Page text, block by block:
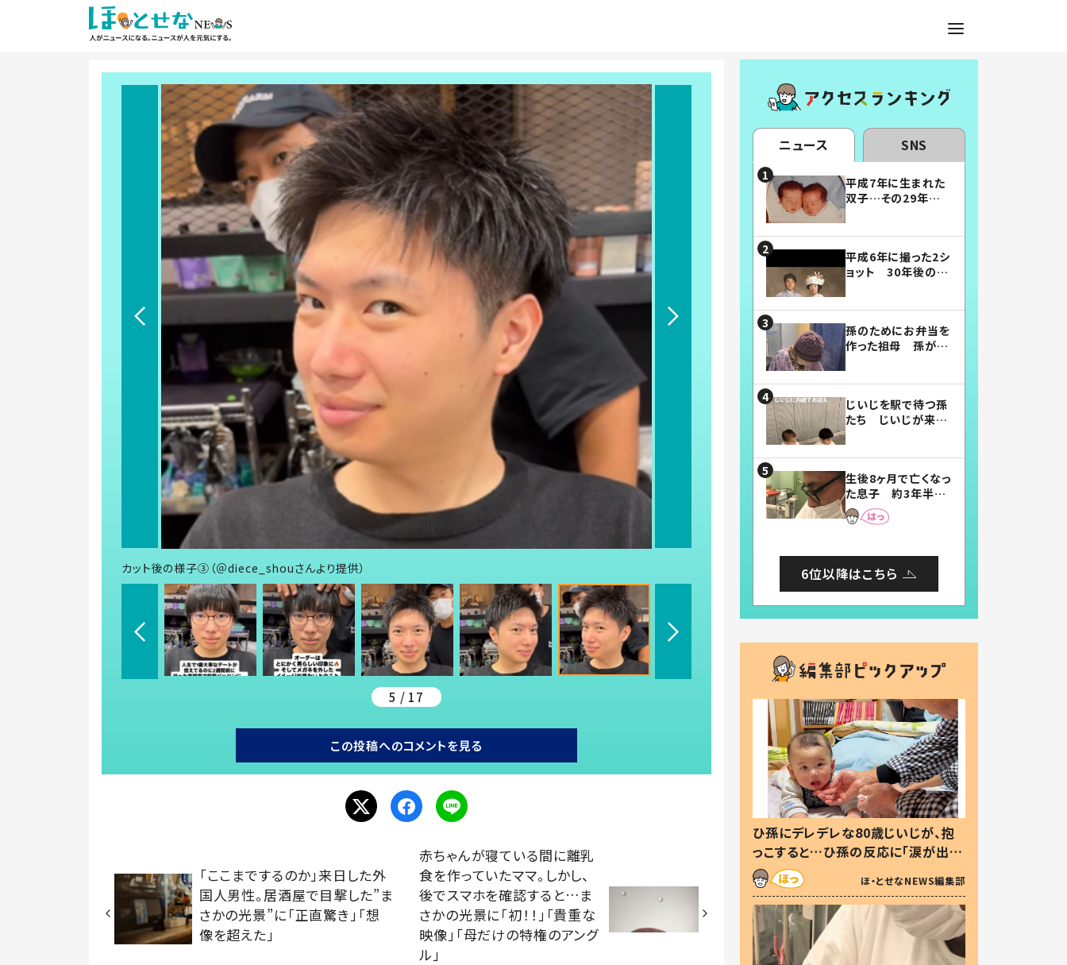
カット後の様子③（＠diece_shouさんより提供）
5 / 17
この投稿へのコメントを見る
「ここまでするのか」来日した外
国人男性。居酒屋で目撃した”ま
さかの光景”に「正直驚き」「想
像を超えた」
赤ちゃんが寝ている間に離乳
食を作っていたママ。しかし、
後でスマホを確認すると…ま
さかの光景に「初！！」「貴重な
映像」「母だけの特権のアング
ル」
ニュース SNS
平成7年に生まれた
双子…その29年後
平成6年に撮った2シ
ョット 30年後の姿
孫のためにお弁当を
作った祖母 孫が絶
じいじを駅で待つ孫
たち じいじが来た
まらない」「幸せにな
れる」
生後8ヶ月で亡くなっ
た息子 約3年半
後、当時の妻の日記
に書いてあった本音
6位以降はこちら
ひ孫にデレデレな80歳じいじが、抱
っこすると…ひ孫の反応に「涙が出ま
した」「可愛くて仕方ない」
ほ・とせなNEWS編集部